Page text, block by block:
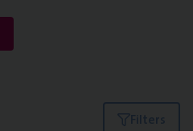
Filters